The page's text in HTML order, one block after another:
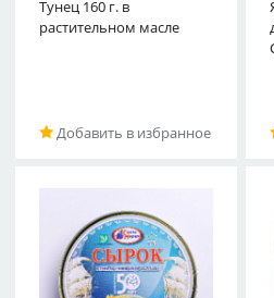
Тунец 160 г. в
растительном масле
Добавить в избранное